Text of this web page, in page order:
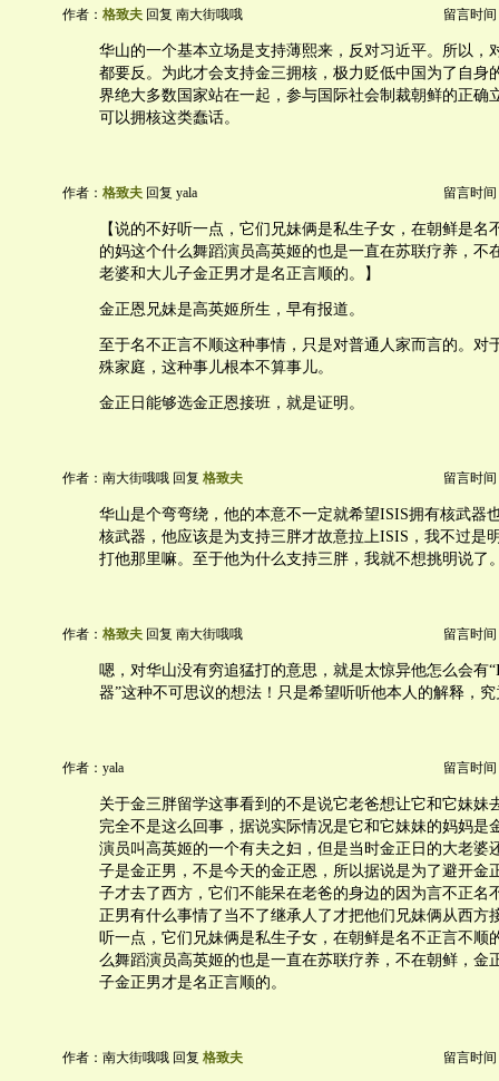
作者： 格致夫 回复 南大街哦哦 留言时间
华山的一个基本立场是支持薄熙来，反对习近平。所以，
都要反。为此才会支持金三拥核，极力贬低中国为了自身
界绝大多数国家站在一起，参与国际社会制裁朝鲜的正确
可以拥核这类蠢话。
作者： 格致夫 回复 yala 留言时间
【说的不好听一点，它们兄妹俩是私生子女，在朝鲜是名
的妈这个什么舞蹈演员高英姬的也是一直在苏联疗养，不
老婆和大儿子金正男才是名正言顺的。】
金正恩兄妹是高英姬所生，早有报道。
至于名不正言不顺这种事情，只是对普通人家而言的。对
殊家庭，这种事儿根本不算事儿。
金正日能够选金正恩接班，就是证明。
作者：南大街哦哦 回复 格致夫 留言时间
华山是个弯弯绕，他的本意不一定就希望ISIS拥有核武器
核武器，他应该是为支持三胖才故意拉上ISIS，我不过是
打他那里嘛。至于他为什么支持三胖，我就不想挑明说了
作者： 格致夫 回复 南大街哦哦 留言时间
嗯，对华山没有穷追猛打的意思，就是太惊异他怎么会有
器”这种不可思议的想法！只是希望听听他本人的解释，
作者：yala 留言时间
关于金三胖留学这事看到的不是说它老爸想让它和它妹妹
完全不是这么回事，据说实际情况是它和它妹妹的妈妈是
演员叫高英姬的一个有夫之妇，但是当时金正日的大老婆
子是金正男，不是今天的金正恩，所以据说是为了避开金
子才去了西方，它们不能呆在老爸的身边的因为言不正名
正男有什么事情了当不了继承人了才把他们兄妹俩从西方
听一点，它们兄妹俩是私生子女，在朝鲜是名不正言不顺
么舞蹈演员高英姬的也是一直在苏联疗养，不在朝鲜，金
子金正男才是名正言顺的。
作者：南大街哦哦 回复 格致夫 留言时间